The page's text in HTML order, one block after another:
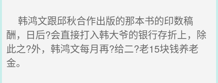
韩鸿文跟邱秋合作出版的那本书的印数稿
酬，日后?会直接打入韩大爷的银行存折上，除
此之?外，韩鸿文每月再?给二?老15块钱养老
金。